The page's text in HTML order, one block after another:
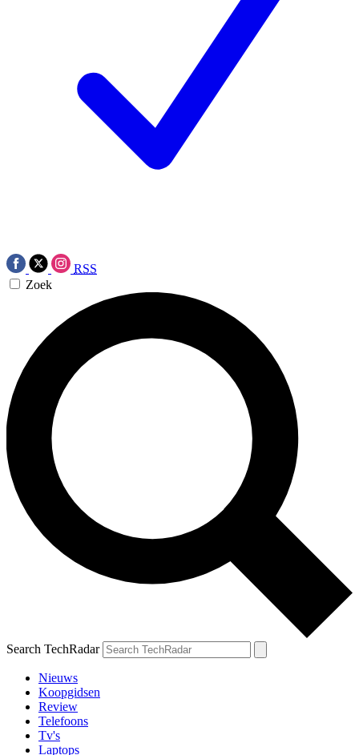
RSS
Zoek
Search TechRadar
Nieuws
Koopgidsen
Review
Telefoons
Tv's
Laptops